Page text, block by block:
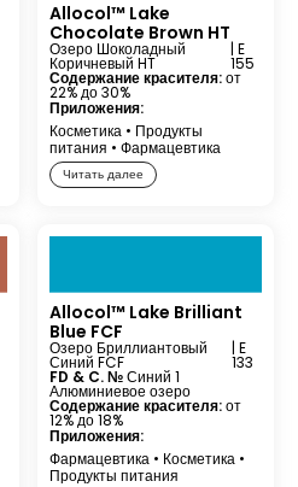
Allocol™ Lake
Chocolate Brown HT
Озеро Шоколадный
Коричневый HT
| E
155
Содержание красителя:от
22% до 30%
Приложения:
Косметика• Продукты
питания • Фармацевтика
Читать далее
Allocol™ Lake Brilliant
Blue FCF
Озеро Бриллиантовый
Синий FCF
| E
133
FD & C. №Синий 1
Алюминиевое озеро
Содержание красителя:от
12% до 18%
Приложения:
Фармацевтика• Косметика•
Продукты питания